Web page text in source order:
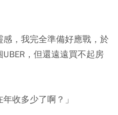
，我完全準備好應戰，於
，但還遠遠買不起房
收多少了啊？」